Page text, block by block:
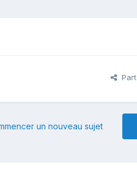
un nouveau sujet